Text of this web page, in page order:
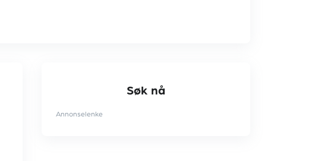
Søk nå
Annonselenke